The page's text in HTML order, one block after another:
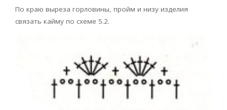
По краю выреза горловины, пройм и низу изделия
связать кайму по схеме 5.2.